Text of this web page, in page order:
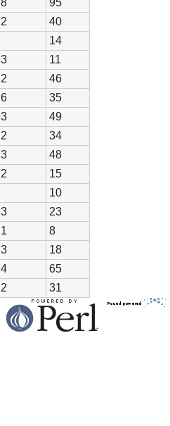
8
95
2
40
14
3
11
2
46
6
35
3
49
2
34
3
48
2
15
10
3
23
1
8
3
18
4
65
2 31